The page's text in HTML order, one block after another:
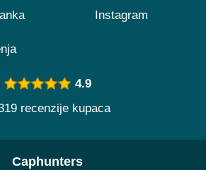
Instagram
4.9
recenzije kupaca
Caphunters